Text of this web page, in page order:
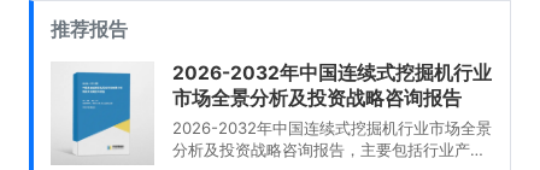
推荐报告
2026-2032年中国连续式挖掘机行业
市场全景分析及投资战略咨询报告
2026-2032年中国连续式挖掘机行业市场全景
分析及投资战略咨询报告，主要包括行业产业